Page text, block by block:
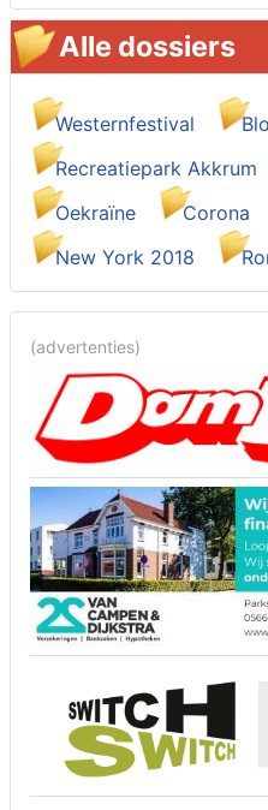
Alle dossiers
Westernfestival
Recreatiepark Akkrum
Oekraïne
Corona
New York 2018
(advertenties)